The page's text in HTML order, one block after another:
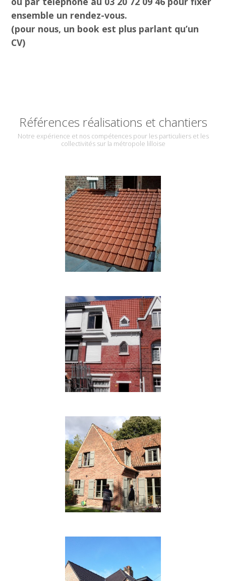
ensemble un rendez-vous.
(pour nous, un book est plus parlant qu’un
CV)
Références réalisations et chantiers
Notre expérience et nos compétences pour les particuliers et les
collectivités sur la métropole lilloise